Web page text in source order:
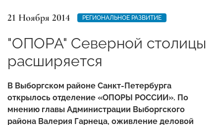
21 Ноября 2014 РЕГИОНАЛЬНОЕ РАЗВИТИЕ
"ОПОРА" Северной столицы
расширяется
В Выборгском районе Санкт-Петербурга
открылось отделение «ОПОРЫ РОССИИ». По
мнению главы Администрации Выборгского
района Валерия Гарнеца, оживление деловой